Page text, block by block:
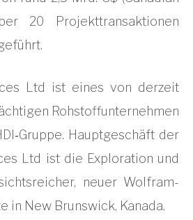
20 Projekttransaktionen
Ltd ist eines von derzeit
Rohstoffunternehmen
Hauptgeschäft der
Ltd ist die Exploration und
neuer Wolfram-
in New Brunswick, Kanada.